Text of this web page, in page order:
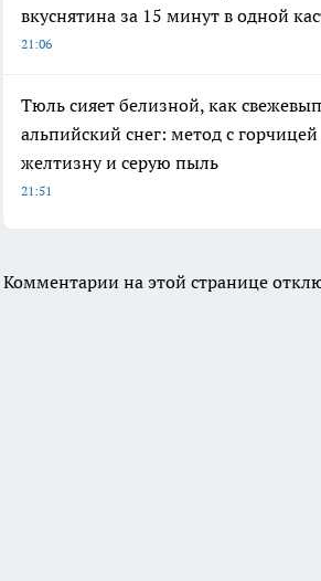
вкуснятина за 15 минут в одной
21:06
Тюль сияет белизной, как
альпийский снег: метод с
желтизну и серую пыль
21:51
Комментарии на этой странице